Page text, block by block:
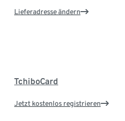
Lieferadresse ändern
TchiboCard
Jetzt kostenlos registrieren